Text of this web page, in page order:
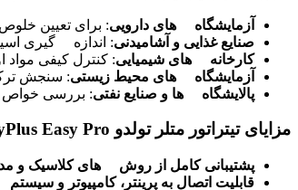
آزمایشگاه های دارویی: برای تعیین
صنایع غذایی و آشامیدنی: اندازه گیری
کارخانه های شیمیایی: کنترل کیفی مواد
آزمایشگاه های محیط زیستی: سنجش
پالایشگاه ها و صنایع نفتی: بررسی
مزایای تیتراتور متلر تولدو Titrator EasyPlus Easy Pro نسبت به رقبا
پشتیبانی کامل از روش های کلاسیک و
قابلیت اتصال به پرینتر، کامپیوتر و